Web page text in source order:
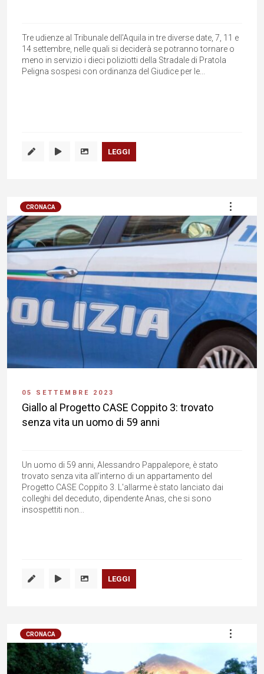
Tre udienze al Tribunale dell'Aquila in tre diverse date, 7, 11 e
14 settembre, nelle quali si deciderà se potranno tornare o
meno in servizio i dieci poliziotti della Stradale di Pratola
Peligna sospesi con ordinanza del Giudice per le...
LEGGI
CRONACA
05 SETTEMBRE 2023
Giallo al Progetto CASE Coppito 3: trovato
senza vita un uomo di 59 anni
Un uomo di 59 anni, Alessandro Pappalepore, è stato
trovato senza vita all'interno di un appartamento del
Progetto CASE Coppito 3. L'allarme è stato lanciato dai
colleghi del deceduto, dipendente Anas, che si sono
insospettiti non...
LEGGI
CRONACA